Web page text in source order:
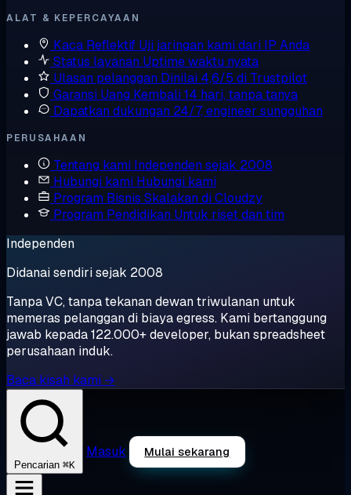
ALAT & KEPERCAYAAN
Kaca Reflektif Uji jaringan kami dari IP Anda
Status layanan Uptime waktu nyata
Ulasan pelanggan Dinilai 4,6/5 di Trustpilot
Garansi Uang Kembali 14 hari, tanpa tanya
Dapatkan dukungan 24/7, engineer sungguhan
PERUSAHAAN
Tentang kami Independen sejak 2008
Hubungi kami Hubungi kami
Program Bisnis Skalakan di Cloudzy
Program Pendidikan Untuk riset dan tim
Independen
Didanai sendiri sejak 2008
Tanpa VC, tanpa tekanan dewan triwulanan untuk
memeras pelanggan di biaya egress. Kami bertanggung
jawab kepada 122.000+ developer, bukan spreadsheet
perusahaan induk.
Baca kisah kami →
Pencarian ⌘K
Masuk Mulai sekarang